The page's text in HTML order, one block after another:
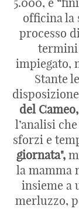
officina la
processo
termini
impiegato,
Stante
del Cameo,
l’analisi
sforzi e
giornata",
la mamma
insieme a
merluzzo,